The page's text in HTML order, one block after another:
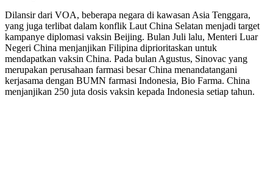
Dilansir dari VOA, beberapa negara di kawasan Asia Tenggara,
yang juga terlibat dalam konflik Laut China Selatan menjadi target
kampanye diplomasi vaksin Beijing. Bulan Juli lalu, Menteri Luar
Negeri China menjanjikan Filipina diprioritaskan untuk
mendapatkan vaksin China. Pada bulan Agustus, Sinovac yang
merupakan perusahaan farmasi besar China menandatangani
kerjasama dengan BUMN farmasi Indonesia, Bio Farma. China
menjanjikan 250 juta dosis vaksin kepada Indonesia setiap tahun.